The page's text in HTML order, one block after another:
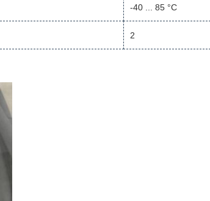
-40 ... 85 °C
2